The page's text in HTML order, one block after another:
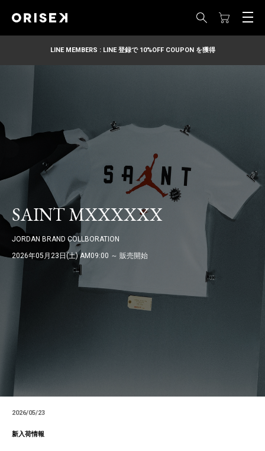
LINE MEMBERS : LINE 登録で 10%OFF COUPON を獲得
SAINT MXXXXXX
JORDAN BRAND COLLBORATION
2026年05月23日(土) AM09:00 ～ 販売開始
2026/05/23
新入荷情報